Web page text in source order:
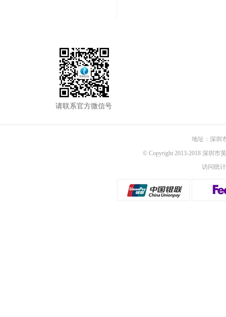
请联系官方微信号
地址：深圳
© Copyright 2013-2018 深圳市
访问统